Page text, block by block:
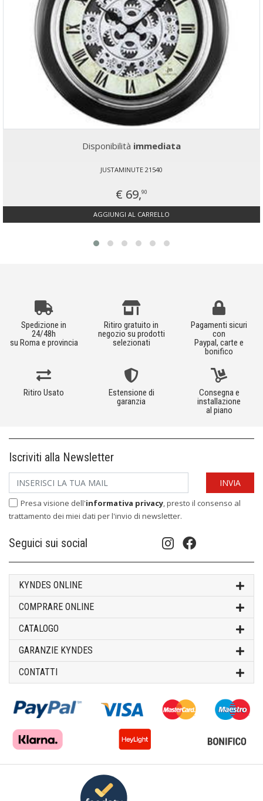
Disponibilità immediata
JUSTAMINUTE 21540
€ 69,90
AGGIUNGI AL CARRELLO
Spedizione in
24/48h
su Roma e provincia
Ritiro gratuito in
negozio su prodotti
selezionati
Pagamenti sicuri
con
Paypal, carte e
bonifico
Ritiro Usato
Estensione di
garanzia
Consegna e
installazione
al piano
Iscriviti alla Newsletter
Presa visione dell'informativa privacy , presto il consenso al
trattamento dei miei dati per l'invio di newsletter.
Seguici sui social
KYNDES ONLINE
COMPRARE ONLINE
CATALOGO
GARANZIE KYNDES
CONTATTI